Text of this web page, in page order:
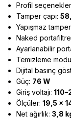
Profil
Tamper çapı:
Yapışmaz tamper
Naked
Ayarlanabilir
Temizleme modu
Dijital basınç
Güç: 76 W
Giriş voltajı:
Ölçüler: 19,5 ×
Net ağırlık: 3,8